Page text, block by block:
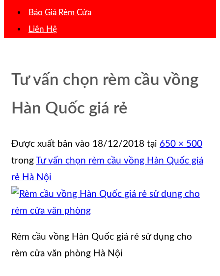
Báo Giá Rèm Cửa
Liên Hệ
Tư vấn chọn rèm cầu vồng
Hàn Quốc giá rẻ
Được xuất bản vào 18/12/2018 tại 650 × 500
trong Tư vấn chọn rèm cầu vồng Hàn Quốc giá
rẻ Hà Nội
Rèm cầu vồng Hàn Quốc giá rẻ sử dụng cho
rèm cửa văn phòng Hà Nội